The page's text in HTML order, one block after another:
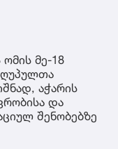
მე-18
აჭარის
და
შენობებზე